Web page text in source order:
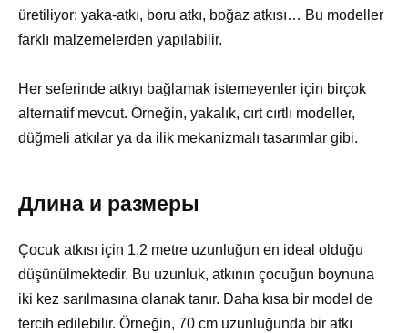
üretiliyor: yaka-atkı, boru atkı, boğaz atkısı… Bu modeller
farklı malzemelerden yapılabilir.
Her seferinde atkıyı bağlamak istemeyenler için birçok
alternatif mevcut. Örneğin, yakalık, cırt cırtlı modeller,
düğmeli atkılar ya da ilik mekanizmalı tasarımlar gibi.
Длина и размеры
Çocuk atkısı için 1,2 metre uzunluğun en ideal olduğu
düşünülmektedir. Bu uzunluk, atkının çocuğun boynuna
iki kez sarılmasına olanak tanır. Daha kısa bir model de
tercih edilebilir. Örneğin, 70 cm uzunluğunda bir atkı